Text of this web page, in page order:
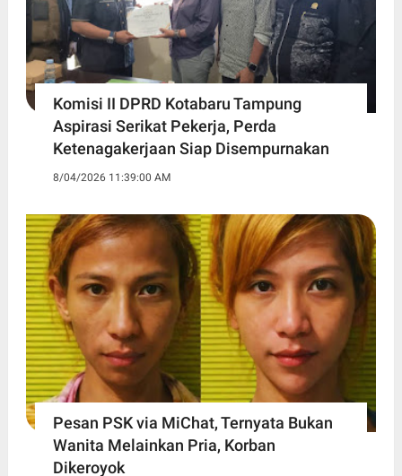
Komisi II DPRD Kotabaru Tampung
Aspirasi Serikat Pekerja, Perda
Ketenagakerjaan Siap Disempurnakan
8/04/2026 11:39:00 AM
Pesan PSK via MiChat, Ternyata Bukan
Wanita Melainkan Pria, Korban
Dikeroyok